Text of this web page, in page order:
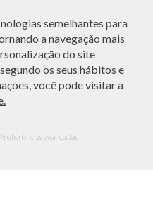
semelhantes para
a navegação mais
do site
os seus hábitos e
você pode visitar a
Preferências avançadas
A BO.BÔ reserva-se no
a qualquer momento.
0800 440 2222.
de segunda a sábado, exceto